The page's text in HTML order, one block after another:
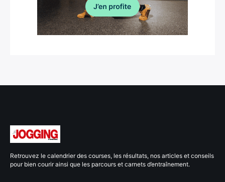
Retrouvez le calendrier des courses, les résultats, nos articles et conseils
pour bien courir ainsi que les parcours et carnets d’entraînement.